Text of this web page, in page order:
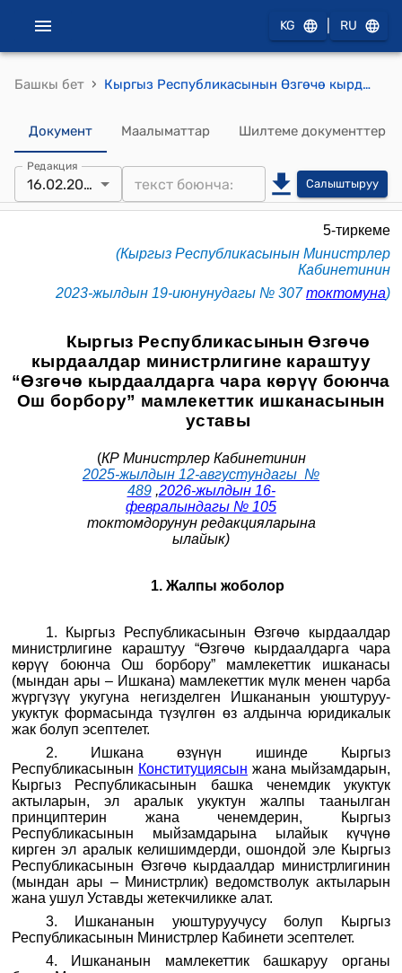
KG RU
Башкы бет › Кыргыз Республикасынын Өзгөчө кырдаалдар министрлигине караштуу “Өзгөчө кырдаалдарга чара көрүү боюнча Ош борбору” мамлекеттик ишканасынын Уставы (Кыргыз Республикасынын Министрлер Кабинетинин 2023-жылдын 19-июнунудагы № 307 токтомуна)
Документ Маалыматтар Шилтеме документтер
Редакция
16.02.2026 Салыштыруу